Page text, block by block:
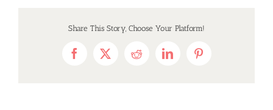
Share This Story, Choose Your Platform!
Facebook
X RedditLinkedInPinterest